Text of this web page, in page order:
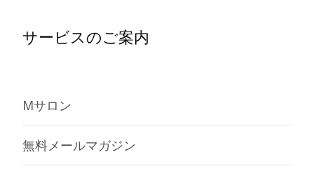
サービスのご案内
Mサロン
無料メールマガジン